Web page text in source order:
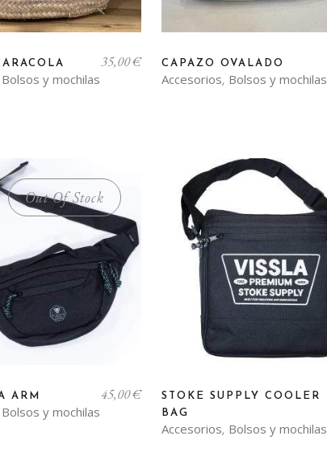
Bolsos y mochilas
35,00€
Accesorios, Bolsos y mochilas
CAPAZO OVALADO
Out Of Stock
Bolsos y mochilas
ARM 45,00€
Accesorios, Bolsos y mochilas
STOKE SUPPLY COOLER
BAG